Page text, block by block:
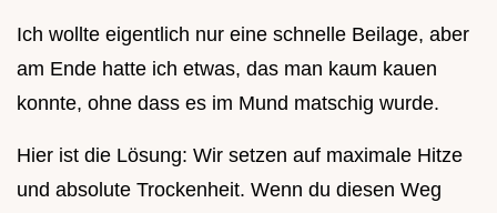
Ich wollte eigentlich nur eine schnelle Beilage, aber
am Ende hatte ich etwas, das man kaum kauen
konnte, ohne dass es im Mund matschig wurde.
Hier ist die Lösung: Wir setzen auf maximale Hitze
und absolute Trockenheit. Wenn du diesen Weg